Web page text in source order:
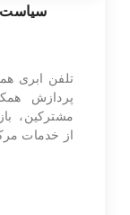
سیاست
تلفن ابری
پردازش
مشترکین،
از خدمات